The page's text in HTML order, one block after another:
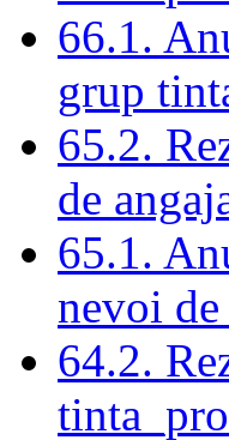
66.1.
grup
65.2.
de
65.1.
nevoi
64.2.